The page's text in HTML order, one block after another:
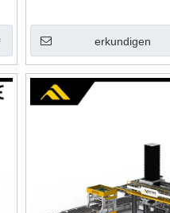
erkundigen